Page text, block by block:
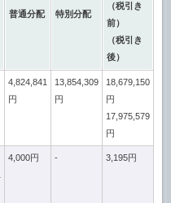
普通分配 特別分配
（税引き
前）
（税引き
後）
4,824,841
円
13,854,309
円
18,679,150
円
17,975,579
円
4,000円 - 3,195円